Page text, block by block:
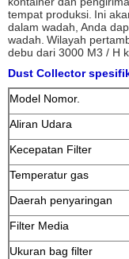
tempat produksi. Ini
dalam wadah, Anda
wadah. Wilayah
debu dari 3000 M3 / H
Dust Collector
Model Nomor.
Aliran Udara
Kecepatan Filter
Temperatur gas
Daerah penyaringan
Filter Media
Ukuran bag filter